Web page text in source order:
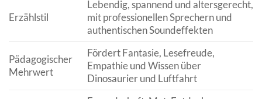
Erzählstil
Lebendig, spannend und altersgerecht,
mit professionellen Sprechern und
authentischen Soundeffekten
Pädagogischer
Mehrwert
Fördert Fantasie, Lesefreude,
Empathie und Wissen über
Dinosaurier und Luftfahrt